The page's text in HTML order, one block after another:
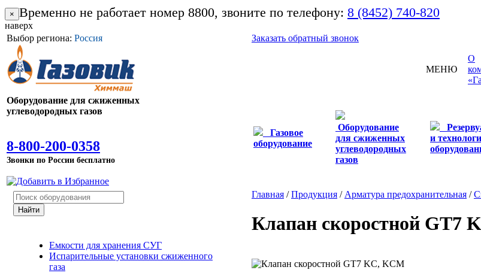
× Временно не работает номер 8800, звоните по телефону: 8 (8452) 740-820
наверх
Выбор региона: Россия
Оборудование для сжиженных
углеводородных газов
8-800-200-0358
Звонки по России бесплатно
Заказать обратный звонок
МЕНЮ
О
Газовое
оборудование
Оборудование
для сжиженных
углеводородных
газов
и
Емкости для хранения СУГ
Испарительные установки сжиженного
газа
Главная /Продукция / Арматура предохранительная /
Клапан скоростной GT7